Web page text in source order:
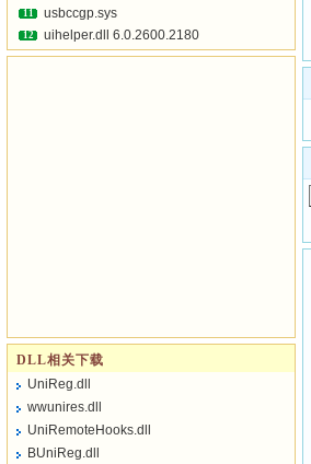
11 usbccgp.sys
12 uihelper.dll 6.0.2600.2180
DLL相关下载
UniReg.dll
wwunires.dll
UniRemoteHooks.dll
BUniReg.dll